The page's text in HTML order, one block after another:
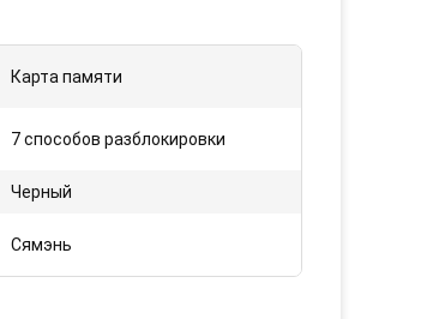
Карта памяти
7 способов разблокировки
Черный
Сямэнь